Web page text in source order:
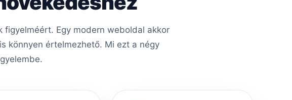
figyelméért. Egy modern weboldal akkor
könnyen értelmezhető. Mi ezt a négy